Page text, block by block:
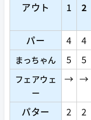
アウト 1 2
パー
4 4
まっちゃん 5 5
フェアウェ
ー
→ →
パター 2 2